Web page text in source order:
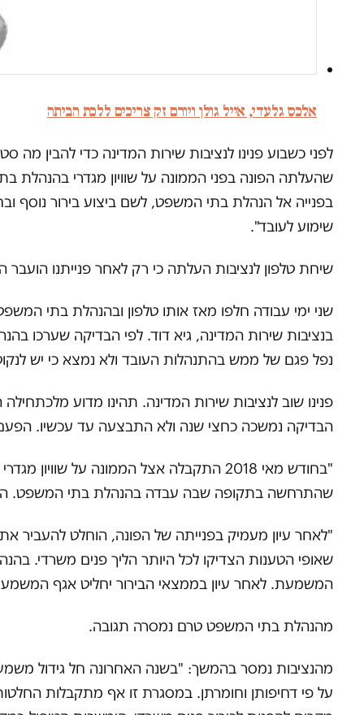
אלכס גלעדי, אייל גולן ויורם זק צריכים ללכת הביתה
לפני כשבוע פנינו לנציבות שירות המדינה כדי להבין
שהעלתה הפונה בפני הממונה על שוויון מגדרי
בפנייה אל הנהלת בתי המשפט, לשם ביצוע בירור נוסף
שימוע לעובד".
שיחת טלפון לנציבות העלתה כי רק לאחר פנייתנו
שני ימי עבודה חלפו מאז אותו טלפון ובהנהלת בתי
בנציבות שירות המדינה, גיא דוד. לפי הבדיקה שערכו
נפל פגם של ממש בהתנהלות העובד ולא נמצא כי יש
פנינו שוב לנציבות שירות המדינה. תהינו מדוע
הבדיקה נמשכה כחצי שנה ולא התבצעה עד עכשיו.
"בחודש מאי 2018 התקבלה אצל הממונה על
שהתרחשה בתקופה שבה עבדה בהנהלת בתי המשפט.
"לאחר עיון מעמיק בפנייתה של הפונה, הוחלט להעביר
שאופי הטענות הצדיקו לכל היותר הליך פנים משרדי.
המשמעת. לאחר עיון בממצאי הבירור יחליט אגף
מהנהלת בתי המשפט טרם נמסרה תגובה.
מהנציבות נמסר בהמשך: "בשנה האחרונה חל גידול
על פי דחיפותן וחומרתן. במסגרת זו אף מתקבלות